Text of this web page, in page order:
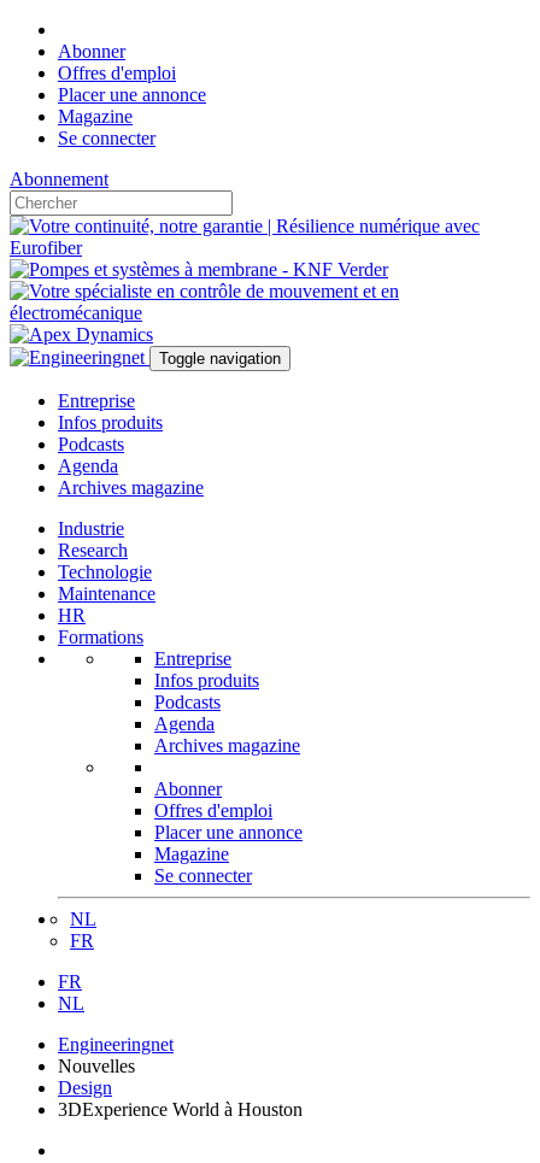
Abonner
Offres d'emploi
Placer une annonce
Magazine
Se connecter
Abonnement
Toggle navigation
Entreprise
Infos produits
Podcasts
Agenda
Archives magazine
Industrie
Research
Technologie
Maintenance
HR
Formations
Entreprise
Infos produits
Podcasts
Agenda
Archives magazine
Abonner
Offres d'emploi
Placer une annonce
Magazine
Se connecter
NL
FR
FR
NL
Engineeringnet
Nouvelles
Design
3DExperience World à Houston